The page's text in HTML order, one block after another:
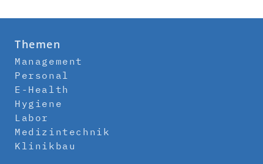
Themen
Management
Personal
E-Health
Hygiene
Labor
Medizintechnik
Klinikbau